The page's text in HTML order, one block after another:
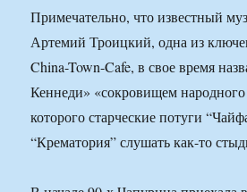
Примечательно, что известный
Артемий Троицкий, одна из
China-Town-Cafe, в свое время
Кеннеди» «сокровищем народного
которого старческие потуги
“Крематория” слушать как-то